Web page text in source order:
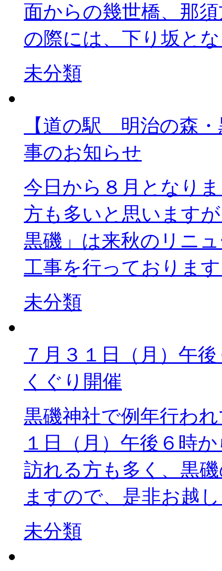
面からの幾世橋、那
の際には、下り坂と
未分類
【道の駅 明治の
事のお知らせ
今日から８月となり
方も多いと思います
黒磯」は来秋のリニ
工事を行っておりま
未分類
７月３１日（月
くぐり開催
黒磯神社で例年行わ
１日（月）午後６時
訪れる方も多く、黒
ますので、是非お越
未分類